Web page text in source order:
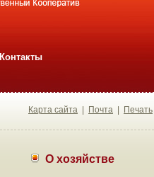
Контакты
Карта сайта Почта Печать
О хозяйстве